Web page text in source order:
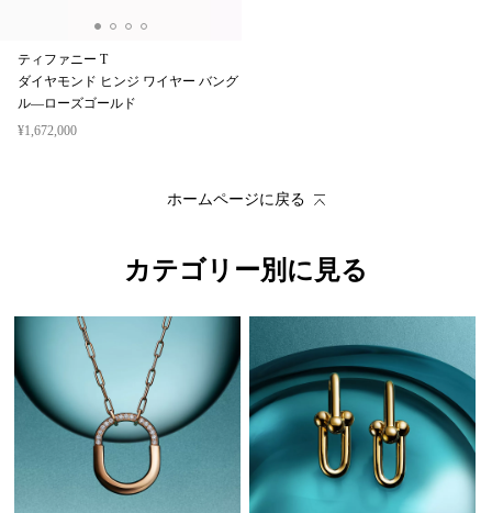
ティファニー T
ダイヤモンド ヒンジ ワイヤー バング
ル—ローズゴールド
¥1,672,000
ホームページに戻る
カテゴリー別に見る